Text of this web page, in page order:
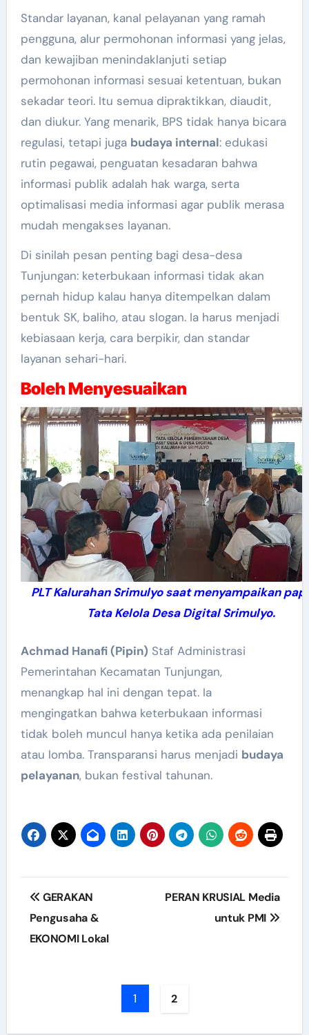
Standar layanan, kanal pelayanan yang ramah
pengguna, alur permohonan informasi yang jelas,
dan kewajiban menindaklanjuti setiap
permohonan informasi sesuai ketentuan, bukan
sekadar teori. Itu semua dipraktikkan, diaudit,
dan diukur. Yang menarik, BPS tidak hanya bicara
regulasi, tetapi juga budaya internal: edukasi
rutin pegawai, penguatan kesadaran bahwa
informasi publik adalah hak warga, serta
optimalisasi media informasi agar publik merasa
mudah mengakses layanan.
Di sinilah pesan penting bagi desa-desa
Tunjungan: keterbukaan informasi tidak akan
pernah hidup kalau hanya ditempelkan dalam
bentuk SK, baliho, atau slogan. Ia harus menjadi
kebiasaan kerja, cara berpikir, dan standar
layanan sehari-hari.
Boleh Menyesuaikan
PLT Kalurahan Srimulyo saat menyampaikan
Tata Kelola Desa Digital Srimulyo.
Achmad Hanafi (Pipin) Staf Administrasi
Pemerintahan Kecamatan Tunjungan,
menangkap hal ini dengan tepat. Ia
mengingatkan bahwa keterbukaan informasi
tidak boleh muncul hanya ketika ada penilaian
atau lomba. Transparansi harus menjadi budaya
pelayanan, bukan festival tahunan.
Post
navigation
GERAKAN
Pengusaha &
EKONOMI Lokal
PERAN KRUSIAL Media
untuk PMI
1 2